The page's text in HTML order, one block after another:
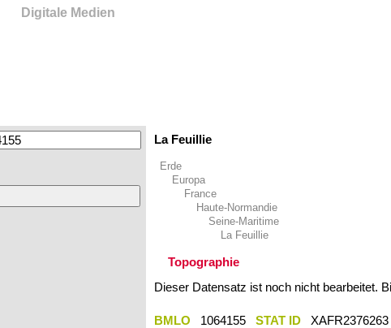
La Feuillie
Erde
Europa
France
Haute-Normandie
Seine-Maritime
La Feuillie
Topographie
Dieser Datensatz ist noch nicht bearbeitet.
BMLO 1064155 STAT ID
XAFR2376263
Digitale Medien